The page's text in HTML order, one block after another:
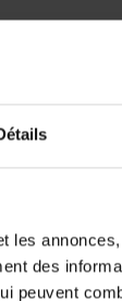
les
des
peuvent